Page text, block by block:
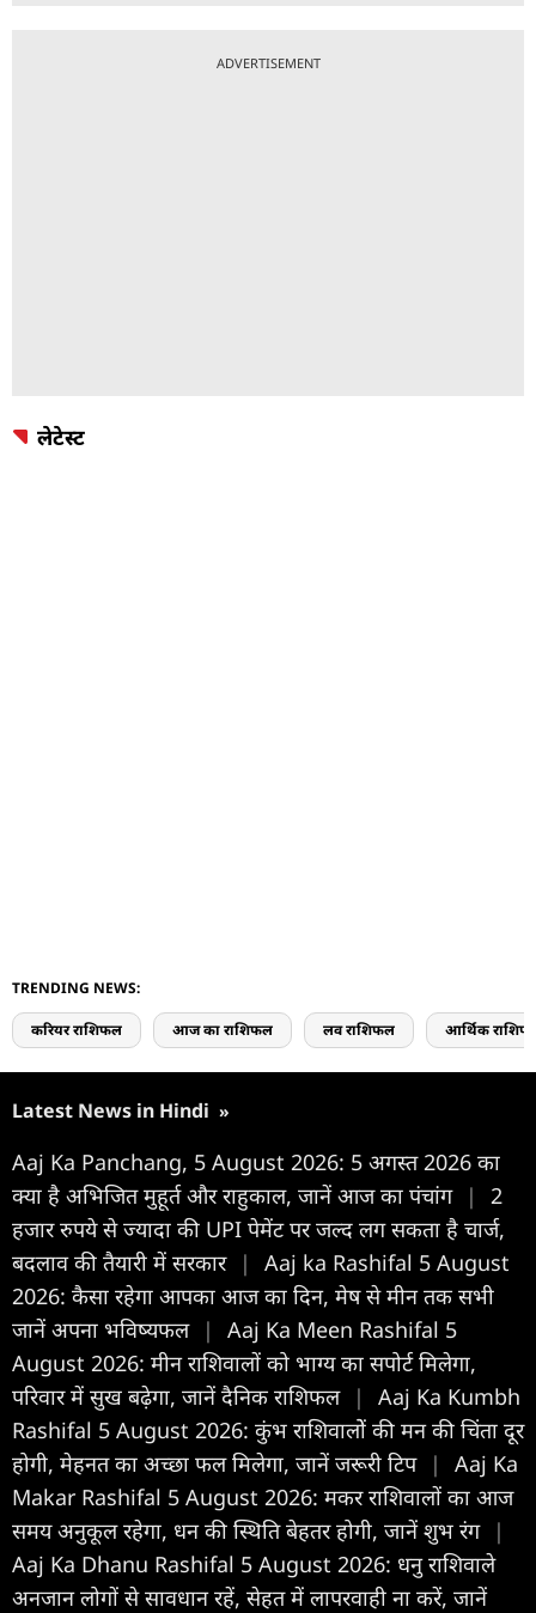
ADVERTISEMENT
लेटेस्ट
TRENDING NEWS:
करियर राशिफल आज का राशिफल लव राशिफल आर्थिक
Latest News in Hindi »
Aaj Ka Panchang, 5 August 2026: 5 अगस्त 2026 का
क्या है अभिजित मुहूर्त और राहुकाल, जानें आज का पंचांग |
2
हजार रुपये से ज्यादा की UPI पेमेंट पर जल्द लग सकता है चार्ज,
बदलाव की तैयारी में सरकार |
Aaj ka Rashifal 5 August
2026: कैसा रहेगा आपका आज का द‍िन, मेष से मीन तक सभी
जानें अपना भविष्यफल |
Aaj Ka Meen Rashifal 5
August 2026: मीन राशिवालों को भाग्य का सपोर्ट मिलेगा,
परिवार में सुख बढ़ेगा, जानें दैनिक राशिफल |
Aaj Ka Kumbh
Rashifal 5 August 2026: कुंभ राशिवालोें की मन की चिंता दूर
होगी, मेहनत का अच्छा फल मिलेगा, जानें जरूरी टिप |
Aaj Ka
Makar Rashifal 5 August 2026: मकर राशिवालों का आज
समय अनुकूल रहेगा, धन की स्थिति बेहतर होगी, जानें शुभ रंग |
Aaj Ka Dhanu Rashifal 5 August 2026: धनु राशिवाले
अनजान लोगों से सावधान रहें, सेहत में लापरवाही ना करें, जानें